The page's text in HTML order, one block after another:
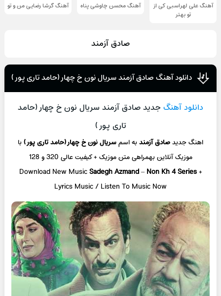
آهنگ علی لهراسبی کی از
تو ‌بهتر
آهنگ محسن چاوشی پناه آهنگ گرشا رضایی من و تو
صادق آزمند
دانلود آهنگ صادق آزمند سریال نون خ چهار (حامد تاری پور )
دانلود آهنگ جدید صادق آزمند سریال نون خ چهار (حامد
تاری پور )
اهنگ جدیدصادق آزمندبه اسمسریال نون خ چهار (حامد تاری پور )با
موزیک آنلاینبهمراهی متن موزیک + کیفیت عالی 320 و 128
Download New MusicSadegh Azmand–Non Kh 4 Series+
Lyrics Music / Listen To Music Now